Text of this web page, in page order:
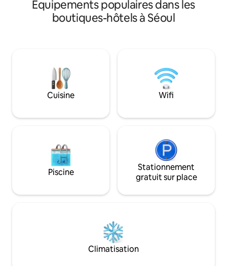
lieu du chauffage central. Veuillez noter
l'utilisation.☺️ J'ai vraiment beaucoup
de bain privée] 📍Transports Il est
proche de la station du complexe
numérique de Gasan (ligne 1, ligne 7)
(ligne 2) à 4 arrêts en bus du village À 5
pense que c'est la partie la plus
importante du fonctionnement du
fournissons des climatiseurs individuels,
serviettes, des sèche-linge, des
et la bouilloire électrique sont fournis
dans la cuisine, donc une cuisine simple
bagages avant 🧳l'arrivée et après le
pouvez réserver
camionnette en
l'aéroport à
de la station de
aller n'importe où
Hoegi à 30
20 minutes de
minutes • À 25
hôtelière,
des ingrédients
subtil réchauffe
vous êtes ici. Il y a une boîte sous le lit où
vous pouvez
chaude. Le logement avec des objets
Équipements populaires dans les
boutiques-hôtels à Séoul
Cuisine Wifi
Piscine
Stationnement
gratuit sur place
Climatisation